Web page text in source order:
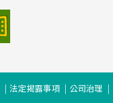
法定揭露事項 公司治理